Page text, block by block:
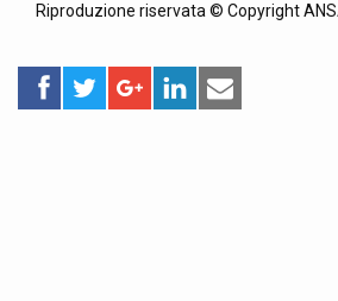
Riproduzione riservata © Copyright